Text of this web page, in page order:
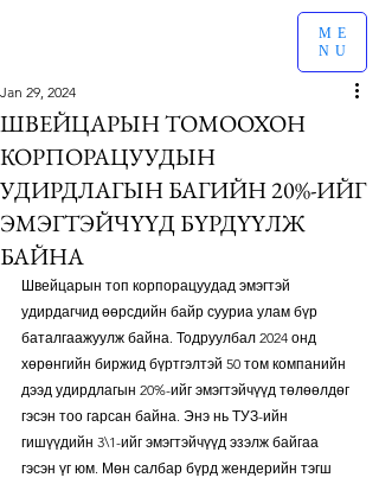
ME
NU
ШВЕЙЦАРЫН ТОМООХОН
КОРПОРАЦУУДЫН
УДИРДЛАГЫН БАГИЙН 20%-ИЙГ
ЭМЭГТЭЙЧҮҮД БҮРДҮҮЛЖ
БАЙНА
Jan 29, 2024
Швейцарын топ корпорацуудад эмэгтэй
удирдагчид өөрсдийн байр сууриа улам бүр
баталгаажуулж байна. Тодруулбал 2024 онд
хөрөнгийн биржид бүртгэлтэй 50 том компанийн
дээд удирдлагын 20%-ийг эмэгтэйчүүд төлөөлдөг
гэсэн тоо гарсан байна. Энэ нь ТУЗ-ийн
гишүүдийн 3\1-ийг эмэгтэйчүүд эзэлж байгаа
гэсэн үг юм. Мөн салбар бүрд жендерийн тэгш